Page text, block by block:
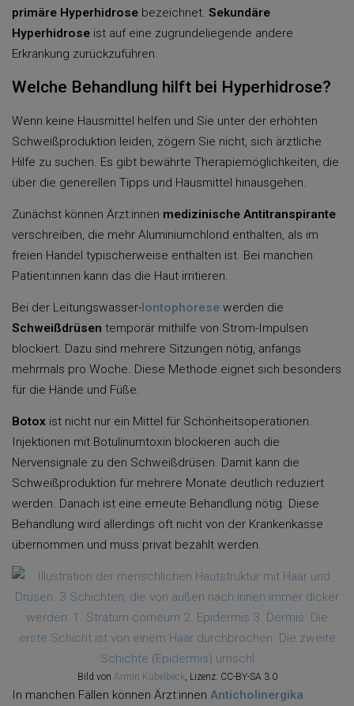
primäre Hyperhidrose bezeichnet. Sekundäre
Hyperhidrose ist auf eine zugrundeliegende andere
Erkrankung zurückzuführen.
Welche Behandlung hilft bei Hyperhidrose?
Wenn keine Hausmittel helfen und Sie unter der erhöhten
Schweißproduktion leiden, zögern Sie nicht, sich ärztliche
Hilfe zu suchen. Es gibt bewährte Therapiemöglichkeiten, die
über die generellen Tipps und Hausmittel hinausgehen.
Zunächst können Ärzt:innen medizinische Antitranspirante
verschreiben, die mehr Aluminiumchlorid enthalten, als im
freien Handel typischerweise enthalten ist. Bei manchen
Patient:innen kann das die Haut irritieren.
Bei der Leitungswasser-Iontophorese werden die
Schweißdrüsen temporär mithilfe von Strom-Impulsen
blockiert. Dazu sind mehrere Sitzungen nötig, anfangs
mehrmals pro Woche. Diese Methode eignet sich besonders
für die Hände und Füße.
Botox ist nicht nur ein Mittel für Schönheitsoperationen.
Injektionen mit Botulinumtoxin blockieren auch die
Nervensignale zu den Schweißdrüsen. Damit kann die
Schweißproduktion für mehrere Monate deutlich reduziert
werden. Danach ist eine erneute Behandlung nötig. Diese
Behandlung wird allerdings oft nicht von der Krankenkasse
übernommen und muss privat bezahlt werden.
Bild von Armin Kübelbeck, Lizenz: CC-BY-SA 3.0
In manchen Fällen können Ärzt:innen Anticholinergika